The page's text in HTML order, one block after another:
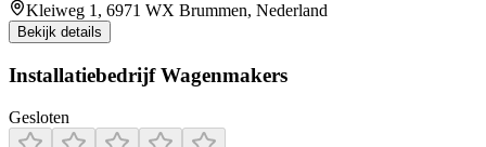
Kleiweg 1, 6971 WX Brummen, Nederland
Bekijk details
Installatiebedrijf Wagenmakers
Gesloten